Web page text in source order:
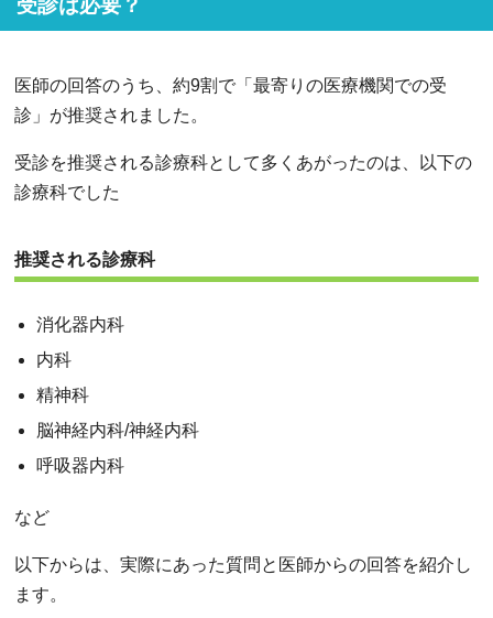
医師の回答のうち、約9割で「最寄りの医療機関での受
診」が推奨されました。
受診を推奨される診療科として多くあがったのは、以下の
診療科でした
推奨される診療科
消化器内科
内科
精神科
脳神経内科/神経内科
呼吸器内科
など
以下からは、実際にあった質問と医師からの回答を紹介し
ます。